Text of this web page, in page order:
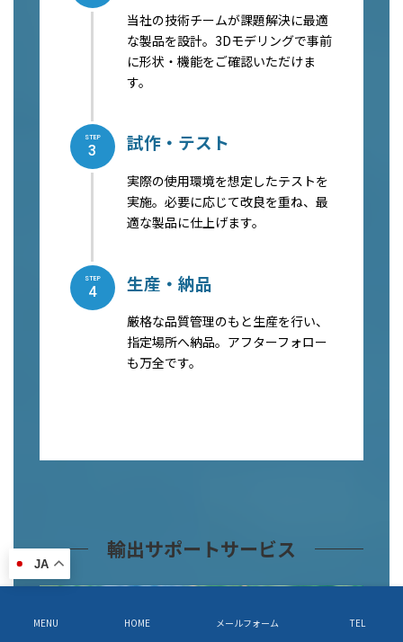
当社の技術チームが課題解決に最適
な製品を設計。3Dモデリングで事前
に形状・機能をご確認いただけま
す。
試作・テスト
実際の使用環境を想定したテストを
実施。必要に応じて改良を重ね、最
適な製品に仕上げます。
STEP
3
生産・納品
厳格な品質管理のもと生産を行い、
指定場所へ納品。アフターフォロー
も万全です。
STEP
4
輸出サポートサービス
MENU HOME メールフォーム TEL
JA